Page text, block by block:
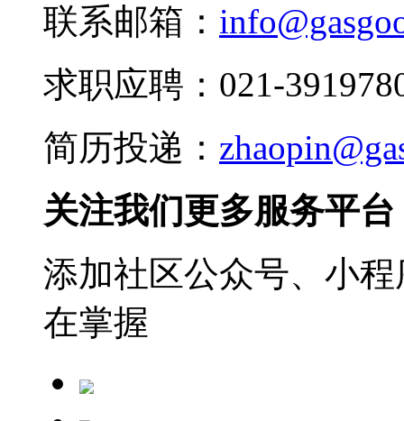
联系邮箱：
求职应聘：021-
简历投递：
关注我们更多服务平台
添加社区公众号、小
在掌握